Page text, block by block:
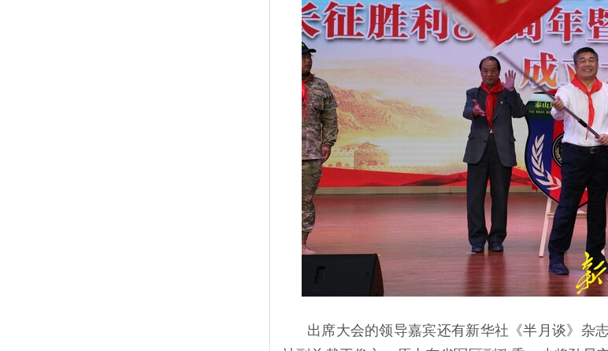
出席大会的领导嘉宾还有新华社《半月谈》杂